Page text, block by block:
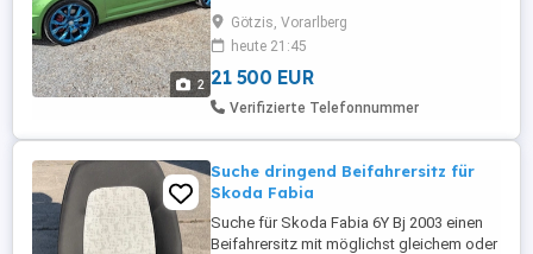
2
geben ich nur auch Wunsch dazu. Die
originalen mit Original Farbe gebe ich
dazu. Pickerl bis 11 2026. Extrem gute
Ausstattung mit z.b.
Frontscheibenheizung, ...
Götzis, Vorarlberg
heute 21:45
21 500 EUR
Verifizierte Telefonnummer
Suche dringend Beifahrersitz für
Skoda Fabia
Suche für Skoda Fabia 6Y Bj 2003 einen
Beifahrersitz mit möglichst gleichem oder